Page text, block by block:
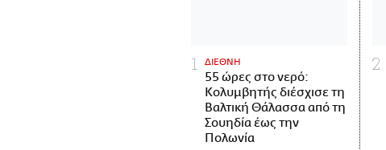
ΔΙΕΘΝΗ
55 ώρες στο νερό:
Κολυμβητής διέσχισε τη
Βαλτική Θάλασσα από τη
Σουηδία έως την
Πολωνία